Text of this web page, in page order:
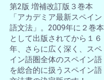
第2版 増補改訂版３巻本
「アカデミア最新スペイン
語文法」。2009年に２巻本
として出版されてから１６
年、さらに広く深く、スペ
イン語圏全体のスペイン語
を総合的に扱うスペイン語